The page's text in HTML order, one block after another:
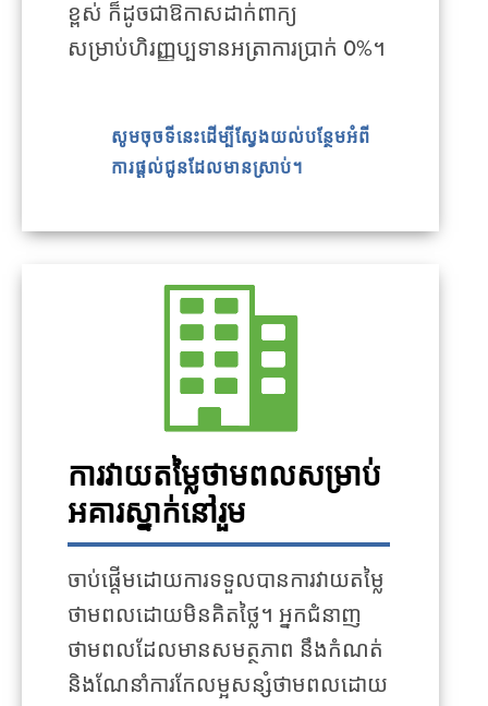
ខ្ពស់ ក៏ដូចជាឱកាសដាក់ពាក្យ
សម្រាប់ហិរញ្ញប្បទានអត្រាការប្រាក់ 0%។
សូមចុចទីនេះដើម្បីស្វែងយល់បន្ថែមអំពី
ការផ្តល់ជូនដែលមានស្រាប់។
ការវាយតម្លៃថាមពលសម្រាប់
អគារស្នាក់នៅរួម
ចាប់ផ្តើមដោយការទទួលបានការវាយតម្លៃ
ថាមពលដោយមិនគិតថ្លៃ។ អ្នកជំនាញ
ថាមពលដែលមានសមត្ថភាព នឹងកំណត់
និងណែនាំការកែលម្អសន្សំថាមពលដោយ